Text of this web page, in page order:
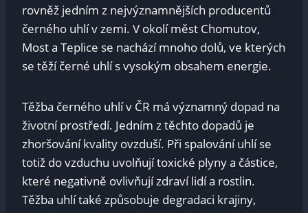
rovněž jedním z nejvýznamnějších producentů
černého uhlí v zemi. V okolí měst Chomutov,
Most a Teplice se nachází mnoho dolů, ve kterých
se těží černé uhlí s vysokým obsahem energie.
Těžba černého uhlí v ČR má významný dopad na
životní prostředí. Jedním z těchto dopadů je
zhoršování kvality ovzduší. Při spalování uhlí se
totiž do vzduchu uvolňují toxické plyny a částice,
které negativně ovlivňují zdraví lidí a rostlin.
Těžba uhlí také způsobuje degradaci krajiny,